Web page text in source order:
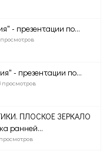
- презентации по...
- презентации по...
просмотров
ПЛОСКОЕ ЗЕРКАЛО
ранней...